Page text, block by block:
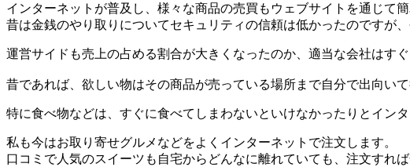
インターネットが普及し、様々な商品の売買もウェブサイトを通じて簡
昔は金銭のやり取りについてセキュリティの信頼は低かったのですが
運営サイドも売上の占める割合が大きくなったのか、適当な会社はすぐ
昔であれば、欲しい物はその商品が売っている場所まで自分で出向い
特に食べ物などは、すぐに食べてしまわないといけなかったりとイン
私も今はお取り寄せグルメなどをよくインターネットで注文します。
口コミで人気のスイーツも自宅からどんなに離れていても、注文すれ